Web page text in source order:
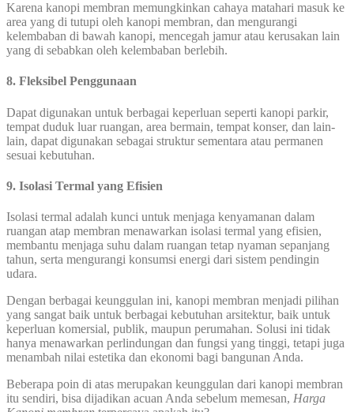
Karena kanopi membran memungkinkan cahaya matahari masuk ke
area yang di tutupi oleh kanopi membran, dan mengurangi
kelembaban di bawah kanopi, mencegah jamur atau kerusakan lain
yang di sebabkan oleh kelembaban berlebih.
8. Fleksibel Penggunaan
Dapat digunakan untuk berbagai keperluan seperti kanopi parkir,
tempat duduk luar ruangan, area bermain, tempat konser, dan lain-
lain, dapat digunakan sebagai struktur sementara atau permanen
sesuai kebutuhan.
9. Isolasi Termal yang Efisien
Isolasi termal adalah kunci untuk menjaga kenyamanan dalam
ruangan atap membran menawarkan isolasi termal yang efisien,
membantu menjaga suhu dalam ruangan tetap nyaman sepanjang
tahun, serta mengurangi konsumsi energi dari sistem pendingin
udara.
Dengan berbagai keunggulan ini, kanopi membran menjadi pilihan
yang sangat baik untuk berbagai kebutuhan arsitektur, baik untuk
keperluan komersial, publik, maupun perumahan. Solusi ini tidak
hanya menawarkan perlindungan dan fungsi yang tinggi, tetapi juga
menambah nilai estetika dan ekonomi bagi bangunan Anda.
Beberapa poin di atas merupakan keunggulan dari kanopi membran
itu sendiri, bisa dijadikan acuan Anda sebelum memesan, Harga